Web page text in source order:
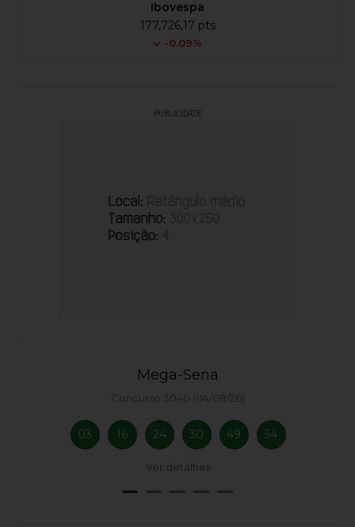
Ibovespa
177,726,17 pts
-0.09%
PUBLICIDADE
Mega-Sena
Concurso 3040 (04/08/26)
03 16 24 30 49 54
Ver detalhes